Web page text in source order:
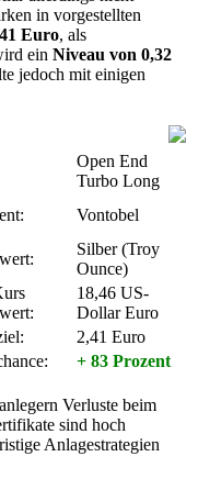
in vorgestellten
Euro, als
ein Niveau von 0,32
jedoch mit einigen
Open End
Turbo Long
Vontobel
Silber (Troy
Ounce)
18,46 US-
Dollar Euro
2,41 Euro
+ 83 Prozent
Verluste beim
sind hoch
Anlagestrategien